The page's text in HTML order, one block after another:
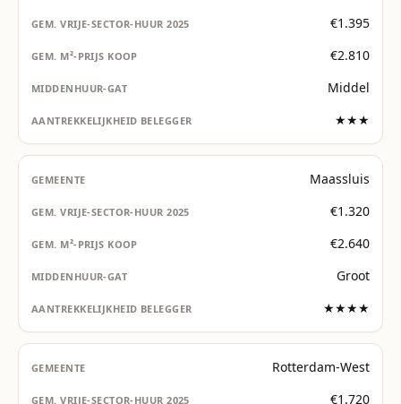
€1.395
€2.810
Middel
★★★
Maassluis
€1.320
€2.640
Groot
★★★★
Rotterdam-West
€1.720